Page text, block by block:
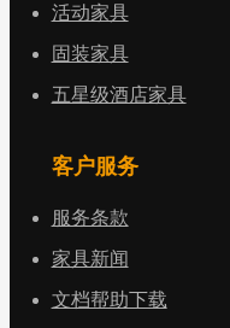
活动家具
固装家具
五星级酒店家具
客户服务
服务条款
家具新闻
文档帮助下载